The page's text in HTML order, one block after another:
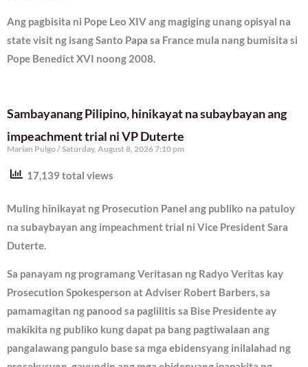
Ang pagbisita ni Pope Leo XIV ang magiging unang opisyal na
state visit ng isang Santo Papa sa France mula nang bumisita si
Pope Benedict XVI noong 2008.
Sambayanang Pilipino, hinikayat na subaybayan ang
impeachment trial ni VP Duterte
Marian Pulgo Saturday, August 8, 2026 7:10 pm
17,139 total views
Muling hinikayat ng Prosecution Panel ang publiko na patuloy
na subaybayan ang impeachment trial ni Vice President Sara
Duterte.
Sa panayam ng programang Veritasan ng Radyo Veritas kay
Prosecution Spokesperson at Adviser Robert Barbers, sa
pamamagitan ng panood sa paglilitis sa Bise Presidente ay
makikita ng publiko kung dapat pa bang pagtiwalaan ang
pangalawang pangulo base sa mga ebidensyang inilalahad ng